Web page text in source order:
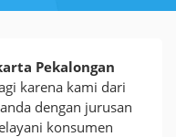
Pekalongan
karena kami dari
dengan jurusan
konsumen